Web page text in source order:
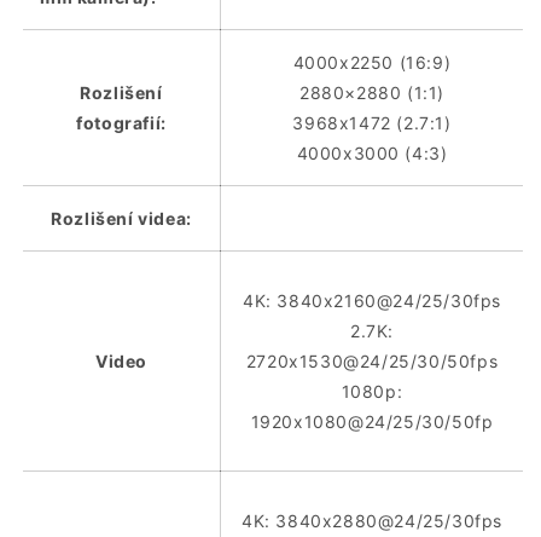
Rozlišení
fotografií:
4000x2250 (16:9)
2880×2880 (1:1)
3968x1472 (2.7:1)
4000x3000 (4:3)
Rozlišení videa:
Video
4K: 3840x2160@24/25/30fps
2.7K:
2720x1530@24/25/30/50fps
1080p:
1920x1080@24/25/30/50fp
4K: 3840x2880@24/25/30fps